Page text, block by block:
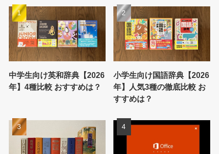
中学生向け英和辞典【2026
年】4種比較 おすすめは？
小学生向け国語辞典【2026
年】人気3種の徹底比較 お
すすめは？